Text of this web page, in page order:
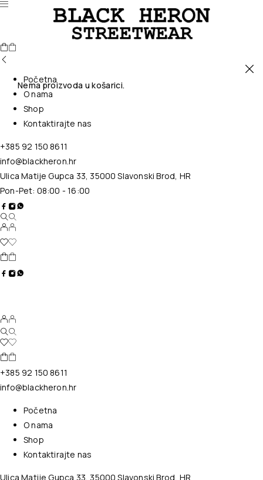
Nema proizvoda u košarici.
Početna
O nama
Shop
Kontaktirajte nas
+385 92 150 8611
info@blackheron.hr
Ulica Matije Gupca 33, 35000 Slavonski Brod, HR
Pon-Pet: 08:00 - 16:00
+385 92 150 8611
info@blackheron.hr
Početna
O nama
Shop
Kontaktirajte nas
Ulica Matije Gupca 33, 35000 Slavonski Brod, HR